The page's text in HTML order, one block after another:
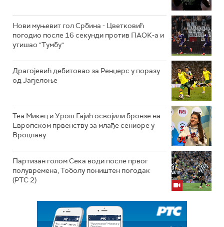
Нови муњевит гол Србина - Цветковић
погодио после 16 секунди против ПАОК-а и
утишао "Тумбу"
Драгојевић дебитовао за Ренџерс у поразу
од Јагјелоње
Теа Микец и Урош Гајић освојили бронзе на
Европском првенству за млађе сениоре у
Вроцлаву
Партизан голом Сека води после првог
полувремена, Тоболу поништен погодак
(РТС 2)